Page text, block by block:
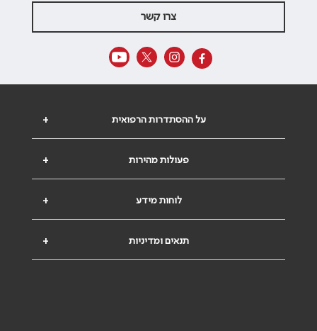
צרו קשר
+ על ההסתדרות הרפואית
+ פעולות מהירות
+ לוחות מידע
+ תנאים ומדיניות